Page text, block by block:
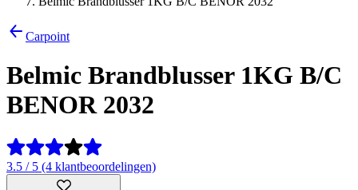
Carpoint
Belmic Brandblusser 1KG B/C
BENOR 2032
3.5 / 5 (4 klantbeoordelingen)